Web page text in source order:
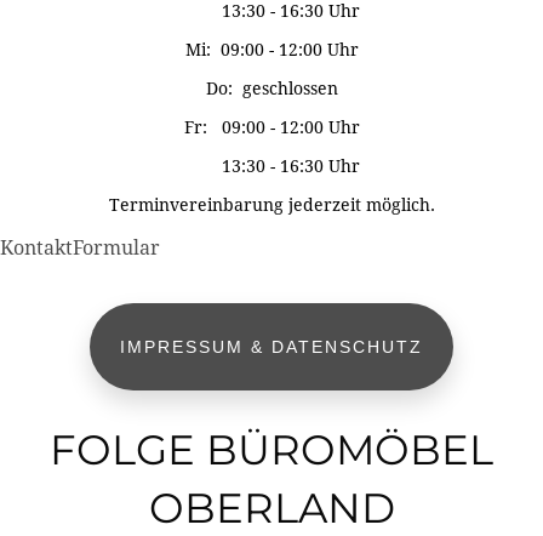
13:30 - 16:30 Uhr
Mi: 09:00 - 12:00 Uhr
Do: geschlossen
Fr: 09:00 - 12:00 Uhr
13:30 - 16:30 Uhr
Terminvereinbarung jederzeit möglich.
KontaktFormular
IMPRESSUM & DATENSCHUTZ
FOLGE BÜROMÖBEL
OBERLAND